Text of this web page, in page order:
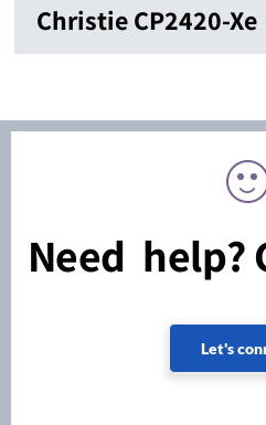
Christie CP2420-Xe
Need help?
Let's